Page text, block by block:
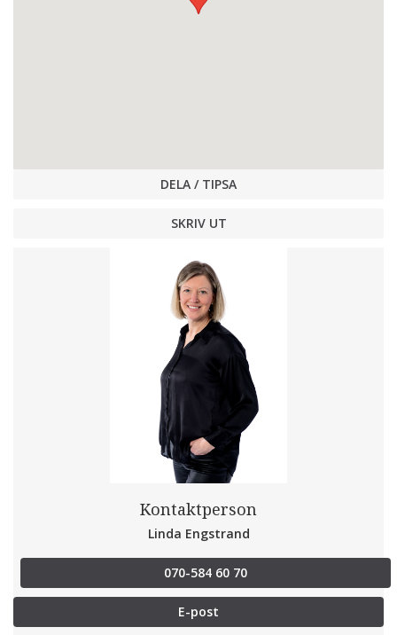
DELA / TIPSA
SKRIV UT
Kontaktperson
Linda Engstrand
070-584 60 70
E-post